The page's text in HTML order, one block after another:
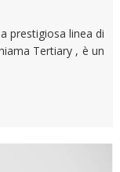
prestigiosa linea di
Tertiary , è un